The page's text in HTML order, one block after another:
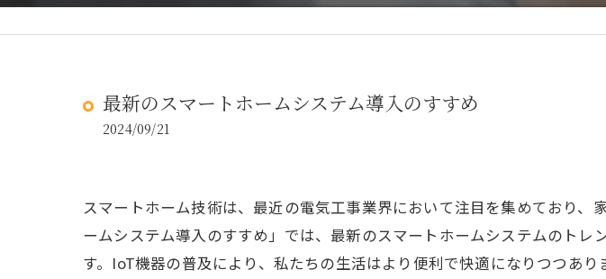
最新のスマートホームシステム導入のすすめ
2024/09/21
スマートホーム技術は、最近の電気工事業界において注目を集めており
ームシステム導入のすすめ」では、最新のスマートホームシステムのト
す。IoT機器の普及により、私たちの生活はより便利で快適になりつつあ